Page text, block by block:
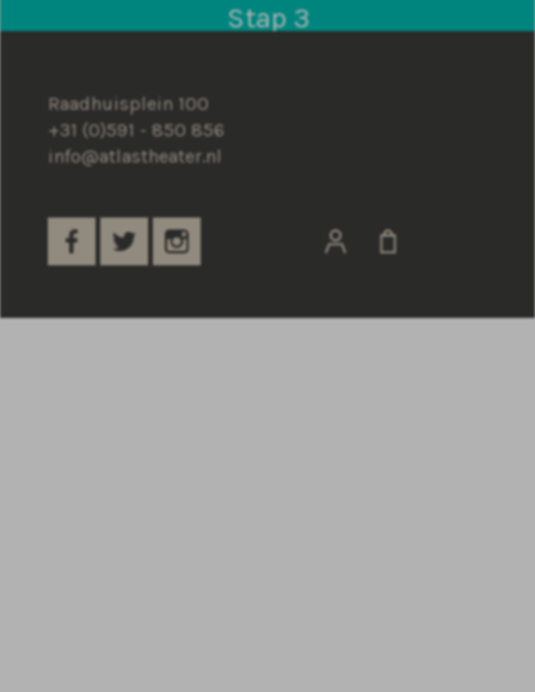
Stap 3
Theaterquiz
Ter afsluiting van het lesmateriaal hebben we als
laatste onderdeel nog een leuke theaterquiz.
de winnaar als Theaterkenner pur sang wordt
uitgeroepen.
DOWNLOAD THEATERQUIZ
Raadhuisplein 100
+31 (0)591 - 850 856
info@atlastheater.nl